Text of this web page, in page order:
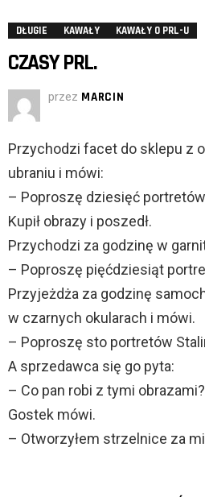
DŁUGIE KAWAŁY KAWAŁY O PRL-U
CZASY PRL.
przez MARCIN
Przychodzi facet do sklepu z
ubraniu i mówi:
– Poproszę dziesięć
Kupił obrazy i poszedł.
Przychodzi za godzinę w
– Poproszę pięćdziesiąt
Przyjeżdża za godzinę
w czarnych okularach i mówi.
– Poproszę sto portretów
A sprzedawca się go pyta:
– Co pan robi z tymi obrazami?
Gostek mówi.
– Otworzyłem strzelnice za